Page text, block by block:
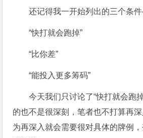
还记得我一开始列出的三个条件
“快打就会跑掉”
“比你差”
“能投入更多筹码”
今天我们只讨论了“快打就会跑
的也不是很深刻，笔者也不打算再
为再深入就会需要很对具体的牌例